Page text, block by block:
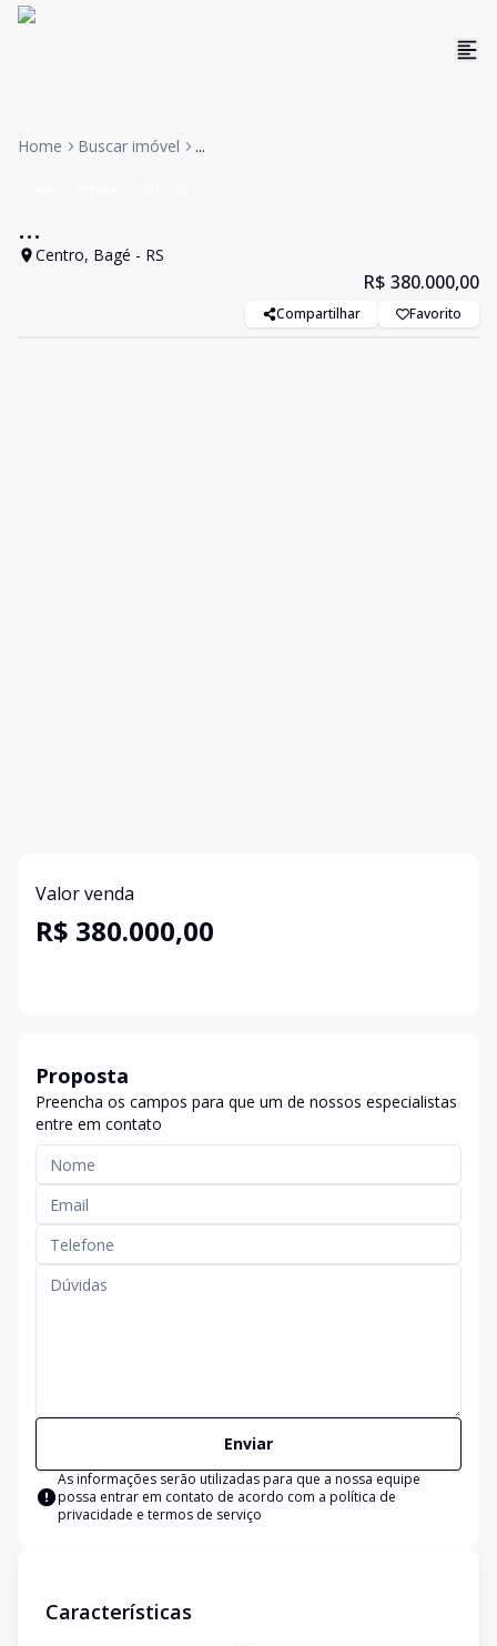
Home Buscar imóvel ...
...
Centro, Bagé - RS
R$ 380.000,00
Compartilhar Favorito
Valor venda
R$ 380.000,00
Proposta
Preencha os campos para que um de nossos especialistas
entre em contato
Enviar
As informações serão utilizadas para que a nossa equipe
possa entrar em contato de acordo com a política de
privacidade e termos de serviço
Características